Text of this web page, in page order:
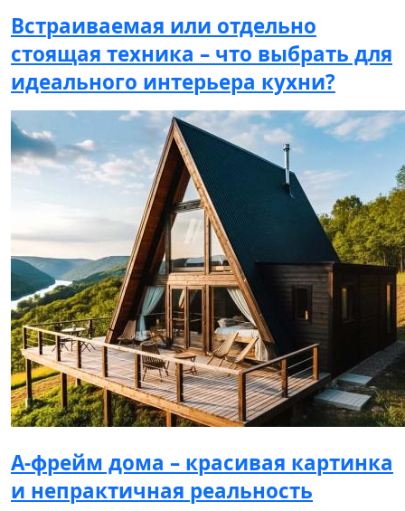
Встраиваемая или отдельно
стоящая техника – что выбрать для
идеального интерьера кухни?
А-фрейм дома – красивая картинка
и непрактичная реальность